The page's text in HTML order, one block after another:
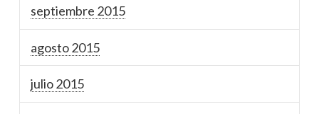
septiembre 2015
agosto 2015
julio 2015